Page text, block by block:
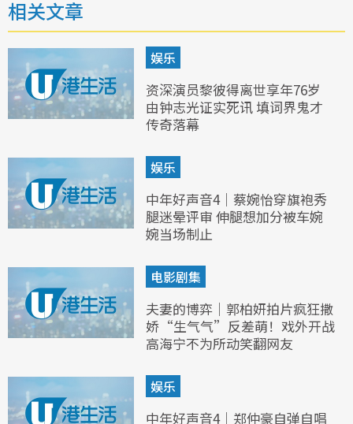
相关文章
娱乐
资深演员黎彼得离世享年76岁
由钟志光证实死讯 填词界鬼才
传奇落幕
娱乐
中年好声音4｜蔡婉怡穿旗袍秀
腿迷晕评审 伸腿想加分被车婉
婉当场制止
电影剧集
夫妻的博弈｜郭柏妍拍片疯狂撒
娇“生气气”反差萌！戏外开战
高海宁不为所动笑翻网友
娱乐
中年好声音4｜郑仲豪自弹自唱